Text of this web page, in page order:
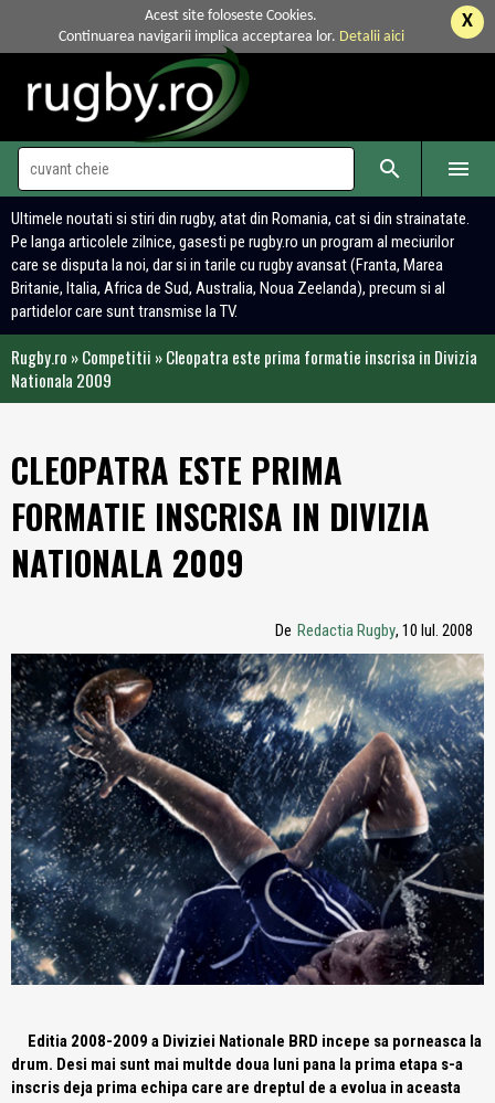
X
Acest site foloseste Cookies.
Continuarea navigarii implica acceptarea lor. Detalii aici
 
Ultimele noutati si stiri din rugby, atat din Romania, cat si din strainatate.
Pe langa articolele zilnice, gasesti pe rugby.ro un program al meciurilor
care se disputa la noi, dar si in tarile cu rugby avansat (Franta, Marea
Britanie, Italia, Africa de Sud, Australia, Noua Zeelanda), precum si al
partidelor care sunt transmise la TV.
Rugby.ro »Competitii »Cleopatra este prima formatie inscrisa in Divizia
Nationala 2009
CLEOPATRA ESTE PRIMA
FORMATIE INSCRISA IN DIVIZIA
NATIONALA 2009
De Redactia Rugby, 10 Iul. 2008
Editia 2008-2009 a Diviziei Nationale BRD incepe sa porneasca la
drum. Desi mai sunt mai multde doua luni pana la prima etapa s-a
inscris deja prima echipa care are dreptul de a evolua in aceasta